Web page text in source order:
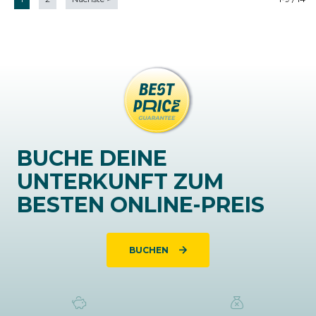
BUCHE DEINE
UNTERKUNFT ZUM
BESTEN ONLINE-PREIS
BUCHEN